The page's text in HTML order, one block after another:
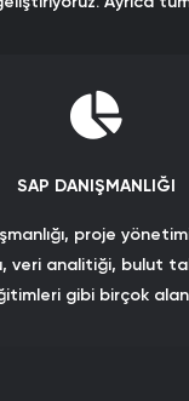
SAP DANIŞMANLIĞI
proje
veri analitiği, bulut
gibi birçok